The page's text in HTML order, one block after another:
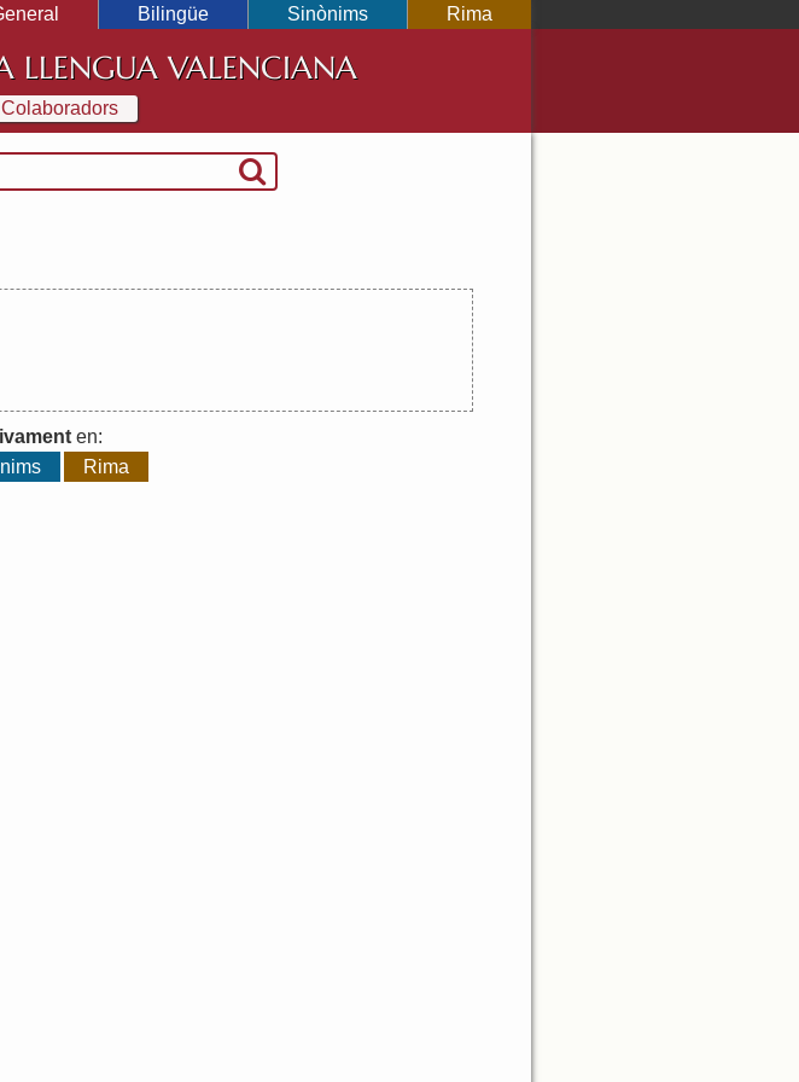
Bilingüe Sinònims Rima
LLENGUA VALENCIANA
Colaboradors
en:
Rima